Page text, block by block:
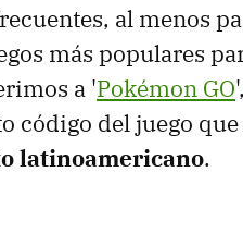
al menos
más populares
a 'Pokémon GO
código del juego
latinoamericano.